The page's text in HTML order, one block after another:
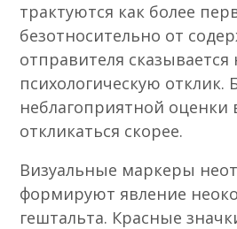
трактуются как более
безотносительно от
отправителя сказывается
психологическую отклик.
неблагоприятной оценки
откликаться скорее.
Визуальные маркеры
формируют явление
гештальта. Красные